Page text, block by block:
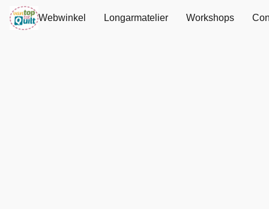
Webwinkel Longarmatelier Workshops